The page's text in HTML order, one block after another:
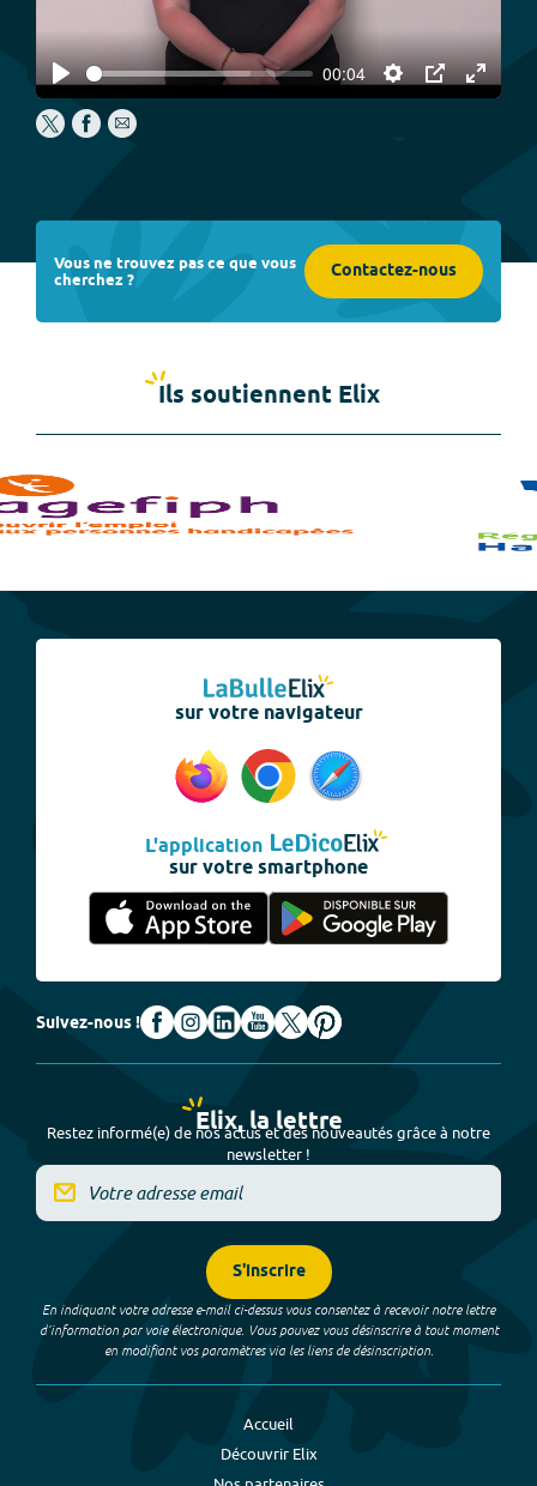
Play
00:04
Settings
PIP
Enter
Vous ne trouvez pas ce que vous
cherchez ? Contactez-nous
Ils soutiennent Elix
sur votre navigateur
L'application
sur votre smartphone
Suivez-nous !
Elix, la lettre
Restez informé(e) de nos actus et des nouveautés grâce à notre
newsletter !
S'inscrire
En indiquant votre adresse e-mail ci-dessus vous consentez à recevoir notre lettre
d’information par voie électronique. Vous pouvez vous désinscrire à tout moment
en modifiant vos paramètres via les liens de désinscription.
Accueil
Découvrir Elix